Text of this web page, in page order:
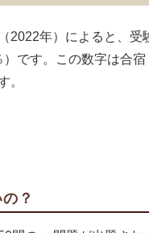
2022年）によると、
です。この数字は合
。
？